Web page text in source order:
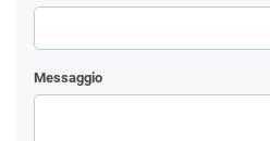
Messaggio